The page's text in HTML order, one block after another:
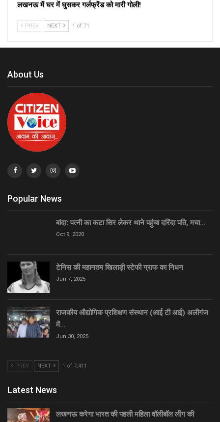
लखनऊ में घर में घुसकर गर्लफ्रेंड को मारी गोली!
PREV NEXT 1 of 71
About Us
Popular News
बांदा: पत्नी का कटा सिर लेकर थाने पहुंचा दरिंदा पति, मचा…
Oct 9, 2020
टेनिस की महानतम खिलाड़ी स्टेफी ग्राफ का निधन
Jun 7, 2025
राजकीय औद्योगिक प्रशिक्षण संस्थान (आई टी आई) अलीगंज
में…
Jun 30, 2025
PREV NEXT 1 of 7,411
Latest News
लखनऊ करेगा भारत की पहली महिला वॉलीबॉल लीग की